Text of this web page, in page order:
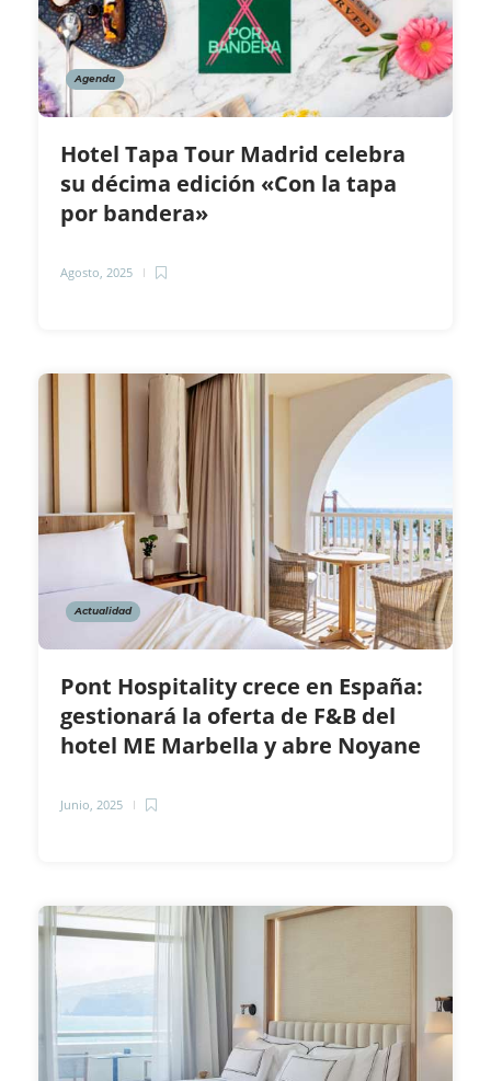
Agenda
Hotel Tapa Tour Madrid celebra
su décima edición «Con la tapa
por bandera»
Agosto, 2025
Actualidad
Pont Hospitality crece en España:
gestionará la oferta de F&B del
hotel ME Marbella y abre Noyane
Junio, 2025